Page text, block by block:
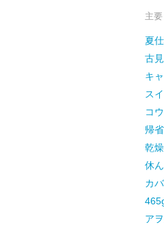
主要
夏
古
キ
ス
コ
帰
乾
休
カ
ア